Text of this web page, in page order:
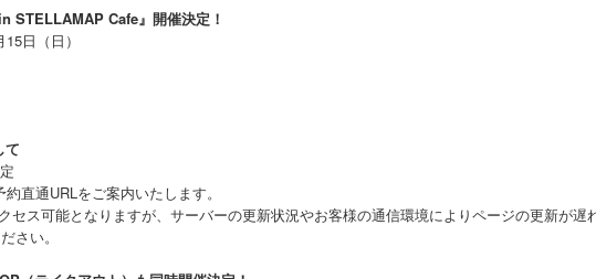
STELLAMAP Cafe』開催決定！
日（日）
て
直通URLをご案内いたします。
セス可能となりますが、サーバーの更新状況やお客様の通信環境によりページの更新が
さい。